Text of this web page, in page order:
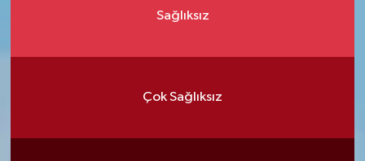
Sağlıksız
Çok Sağlıksız